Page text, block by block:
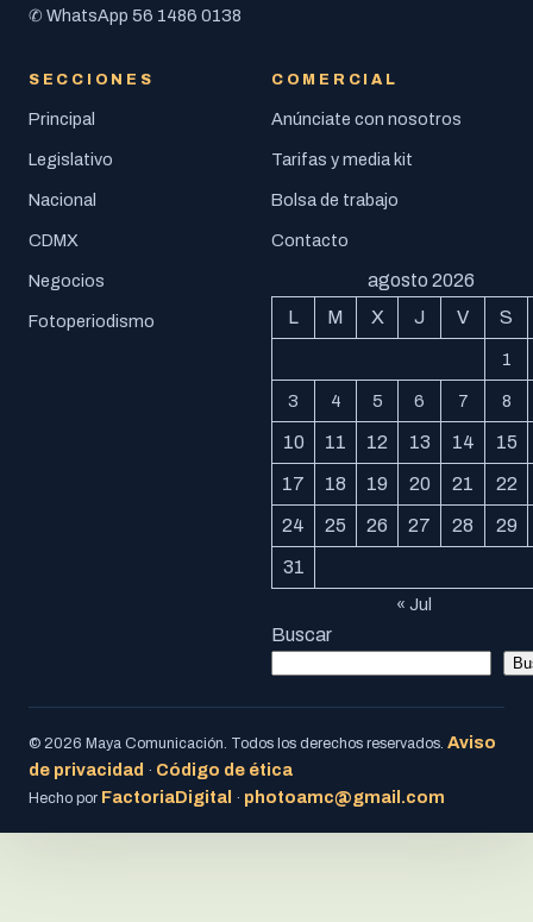
✆ WhatsApp 56 1486 0138
SECCIONES
Principal
Legislativo
Nacional
CDMX
Negocios
Fotoperiodismo
COMERCIAL
Anúnciate con nosotros
Tarifas y media kit
Bolsa de trabajo
Contacto
agosto 2026
L
M X J V S
1
3 4 5 6 7 8
10 11 12 13 14 15
17 18 19 20 21 22
24 25 26 27 28 29
31
« Jul
Buscar
© 2026 Maya Comunicación. Todos los derechos reservados. Aviso
de privacidad · Código de ética
Hecho por FactoriaDigital · photoamc@gmail.com